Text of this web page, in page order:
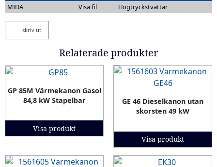
MIDA
Visa fil Högtryckstvättar
skriv ut
Relaterade produkter
GP 85M Värmekanon Gasol
84,8 kW Stapelbar
Visa produkt
GE 46 Dieselkanon utan
skorsten 49 kW
Visa produkt